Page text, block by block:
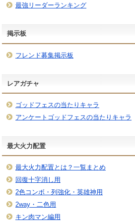
最強リーダーランキング
掲示板
フレンド募集掲示板
レアガチャ
ゴッドフェスの当たりキャラ
アンケートゴッドフェスの当たりキャラ
最大火力配置
最大火力配置とは？一覧まとめ
回復十字消し用
2色コンボ・列強化・英雄神用
2way・二色用
キン肉マン編用